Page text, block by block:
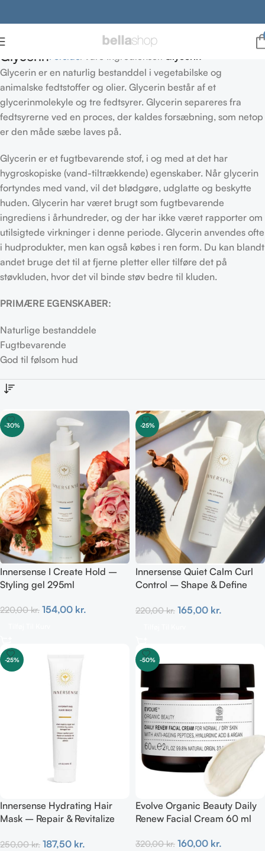
Glycerin
Glycerin er en naturlig bestanddel i vegetabilske og
animalske fedtstoffer og olier. Glycerin består af et
glycerinmolekyle og tre fedtsyrer. Glycerin separeres fra
fedtsyrerne ved en proces, der kaldes forsæbning, som netop
er den måde sæbe laves på.
Glycerin er et fugtbevarende stof, i og med at det har
hygroskopiske (vand-tiltrækkende) egenskaber. Når glycerin
fortyndes med vand, vil det blødgøre, udglatte og beskytte
huden. Glycerin har været brugt som fugtbevarende
ingrediens i århundreder, og der har ikke været rapporter om
utilsigtede virkninger i denne periode. Glycerin anvendes ofte
i hudprodukter, men kan også købes i ren form. Du kan blandt
andet bruge det til at fjerne pletter eller tilføre det på
støvkluden, hvor det vil binde støv bedre til kluden.
PRIMÆRE EGENSKABER:
Naturlige bestanddele
Fugtbevarende
God til følsom hud
-30%
Innersense I Create Hold –
Styling gel 295ml
220,00kr. 154,00 kr.
-25%
Innersense Quiet Calm Curl
Control – Shape & Define
220,00kr. 165,00 kr.
-25%
Innersense Hydrating Hair
Mask – Repair & Revitalize
250,00kr. 187,50 kr.
-50%
Evolve Organic Beauty Daily
Renew Facial Cream 60 ml
320,00kr. 160,00 kr.